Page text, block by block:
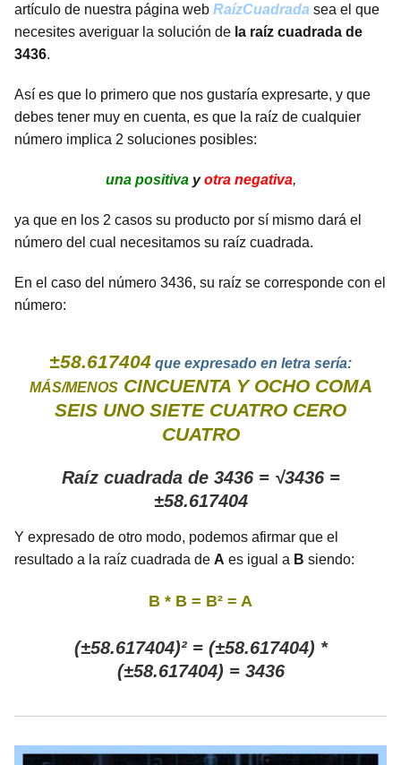
artículo de nuestra página web RaízCuadrada sea el que
necesites averiguar la solución de la raíz cuadrada de
3436.
Así es que lo primero que nos gustaría expresarte, y que
debes tener muy en cuenta, es que la raíz de cualquier
número implica 2 soluciones posibles:
una positivayotra negativa,
ya que en los 2 casos su producto por sí mismo dará el
número del cual necesitamos su raíz cuadrada.
En el caso del número 3436, su raíz se corresponde con el
número:
±58.617404 que expresado en letra sería:
MÁS/MENOS CINCUENTA Y OCHO COMA
SEIS UNO SIETE CUATRO CERO
CUATRO
Raíz cuadrada de 3436 = √3436 =
±58.617404
Y expresado de otro modo, podemos afirmar que el
resultado a la raíz cuadrada de A es igual a B siendo:
B * B = B² = A
(±58.617404)² = (±58.617404) *
(±58.617404) = 3436